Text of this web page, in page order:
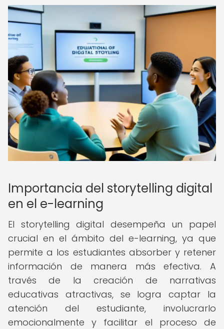
Importancia del storytelling digital
en el e-learning
El storytelling digital desempeña un papel
crucial en el ámbito del e-learning, ya que
permite a los estudiantes absorber y retener
información de manera más efectiva. A
través de la creación de narrativas
educativas atractivas, se logra captar la
atención del estudiante, involucrarlo
emocionalmente y facilitar el proceso de